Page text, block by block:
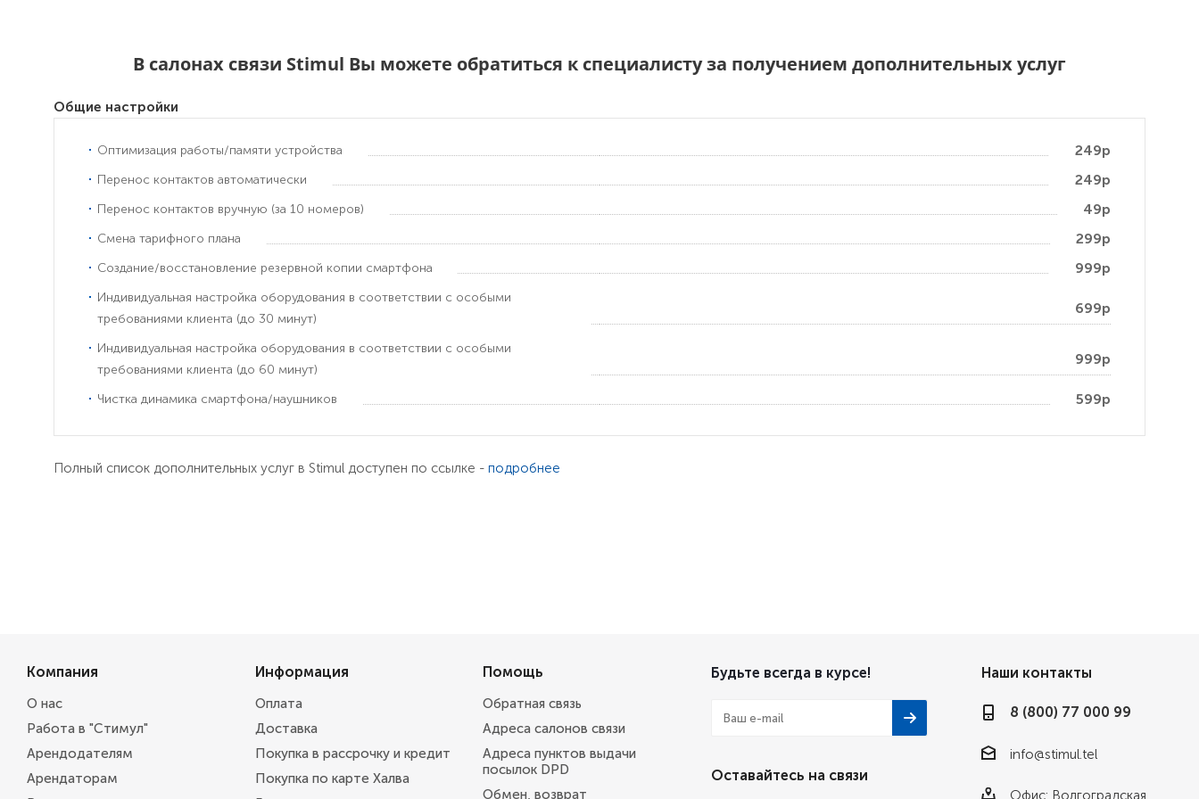
В салонах связи Stimul Вы можете обратиться к специалисту за получением дополнительных услуг
Общие настройки
Оптимизация работы/памяти устройства 249р
Перенос контактов автоматически 249р
Перенос контактов вручную (за 10 номеров) 49р
Смена тарифного плана 299р
Создание/восстановление резервной копии смартфона 999р
Индивидуальная настройка оборудования в соответствии с особыми
требованиями клиента (до 30 минут)
699р
Индивидуальная настройка оборудования в соответствии с особыми
требованиями клиента (до 60 минут)
999р
Чистка динамика смартфона/наушников 599р
Полный список дополнительных услуг в Stimul доступен по ссылке - подробнее
Компания
О нас
Работа в "Стимул"
Арендодателям
Арендаторам
Информация
Оплата
Доставка
Покупка в рассрочку и кредит
Покупка по карте Халва
Помощь
Обратная связь
Адреса салонов связи
Адреса пунктов выдачи
посылок DPD
Обмен, возврат
Будьте всегда в курсе!
Оставайтесь на связи
Наши контакты
8 (800) 77 000 99
info@stimul.tel
Офис: Волгоградская